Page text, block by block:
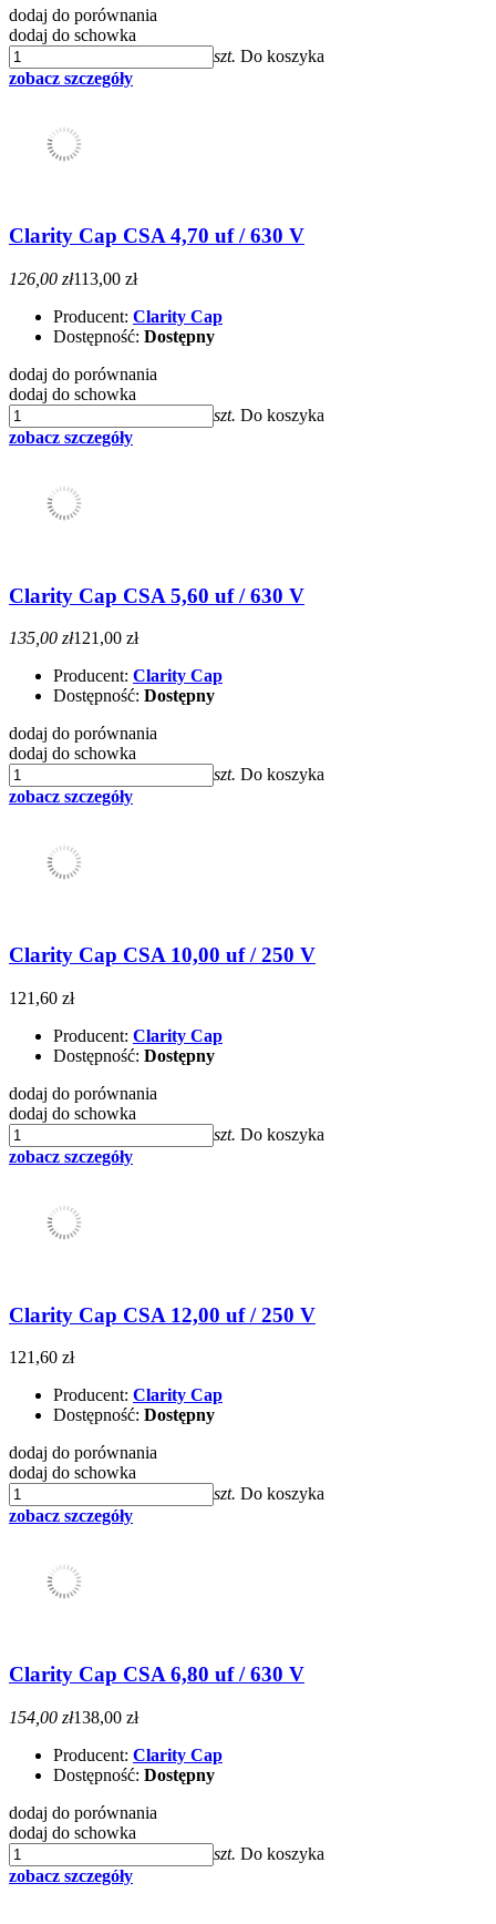
dodaj do porównania
dodaj do schowka
szt. Do koszyka
zobacz szczegóły
Clarity Cap CSA 4,70 uf / 630 V
126,00 zł113,00 zł
Producent: Clarity Cap
Dostępność: Dostępny
dodaj do porównania
dodaj do schowka
szt. Do koszyka
zobacz szczegóły
Clarity Cap CSA 5,60 uf / 630 V
135,00 zł121,00 zł
Producent: Clarity Cap
Dostępność: Dostępny
dodaj do porównania
dodaj do schowka
szt. Do koszyka
zobacz szczegóły
Clarity Cap CSA 10,00 uf / 250 V
121,60 zł
Producent: Clarity Cap
Dostępność: Dostępny
dodaj do porównania
dodaj do schowka
szt. Do koszyka
zobacz szczegóły
Clarity Cap CSA 12,00 uf / 250 V
121,60 zł
Producent: Clarity Cap
Dostępność: Dostępny
dodaj do porównania
dodaj do schowka
szt. Do koszyka
zobacz szczegóły
Clarity Cap CSA 6,80 uf / 630 V
154,00 zł138,00 zł
Producent: Clarity Cap
Dostępność: Dostępny
dodaj do porównania
dodaj do schowka
szt. Do koszyka
zobacz szczegóły